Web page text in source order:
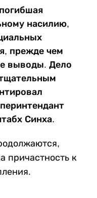
насилию,
прежде чем
выводы. Дело
Синха.
причастность к